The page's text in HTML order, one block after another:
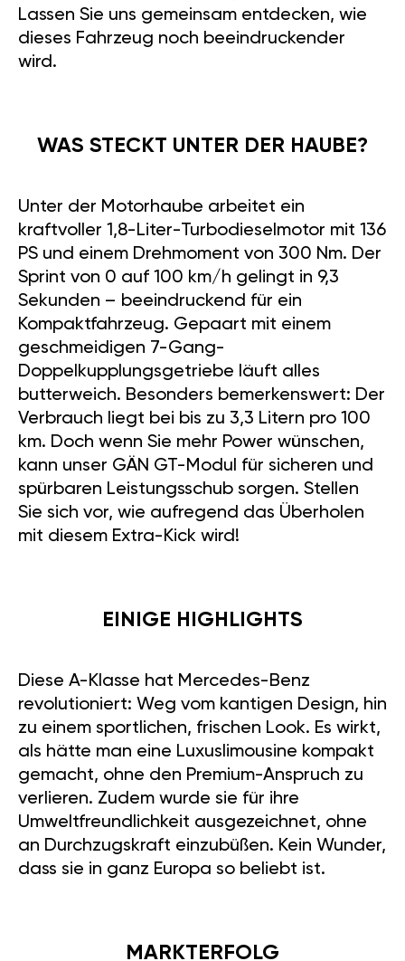
Lassen Sie uns gemeinsam entdecken, wie
dieses Fahrzeug noch beeindruckender
wird.
WAS STECKT UNTER DER HAUBE?
Unter der Motorhaube arbeitet ein
kraftvoller 1,8-Liter-Turbodieselmotor mit 136
PS und einem Drehmoment von 300 Nm. Der
Sprint von 0 auf 100 km/h gelingt in 9,3
Sekunden – beeindruckend für ein
Kompaktfahrzeug. Gepaart mit einem
geschmeidigen 7-Gang-
Doppelkupplungsgetriebe läuft alles
butterweich. Besonders bemerkenswert: Der
Verbrauch liegt bei bis zu 3,3 Litern pro 100
km. Doch wenn Sie mehr Power wünschen,
kann unser GÄN GT-Modul für sicheren und
spürbaren Leistungsschub sorgen. Stellen
Sie sich vor, wie aufregend das Überholen
mit diesem Extra-Kick wird!
EINIGE HIGHLIGHTS
Diese A-Klasse hat Mercedes-Benz
revolutioniert: Weg vom kantigen Design, hin
zu einem sportlichen, frischen Look. Es wirkt,
als hätte man eine Luxuslimousine kompakt
gemacht, ohne den Premium-Anspruch zu
verlieren. Zudem wurde sie für ihre
Umweltfreundlichkeit ausgezeichnet, ohne
an Durchzugskraft einzubüßen. Kein Wunder,
dass sie in ganz Europa so beliebt ist.
MARKTERFOLG